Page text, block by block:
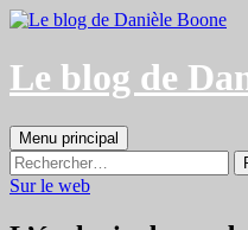
Aller
contenu
Le blog de
Recherche
Menu principal
Rechercher :
Sur le web